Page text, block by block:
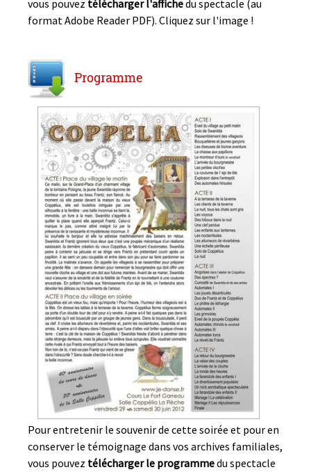
vous pouvez télécharger l'affichedu spectacle (au
format Adobe Reader PDF). Cliquez sur l'image !
Programme
Pour entretenir le souvenir de cette soirée et pour en
conserver le témoignage dans vos archives familiales,
vous pouvez télécharger le programmedu spectacle